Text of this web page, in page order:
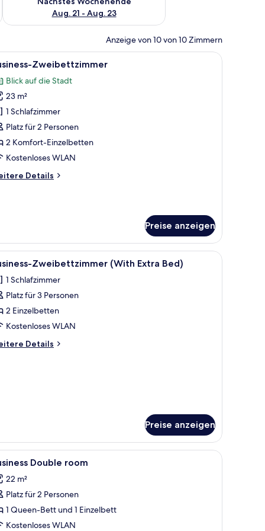
Aug. 21 - Aug. 23
Anzeige von 10 von 10 Zimmern
einem Fenster mit Vorhängen.
einem Schreibtisch und einer Wandmalerei mit einer Karte.
Business-Zweibettzimmer | Betten mit
3 Zweibettzimmer
Blick auf die Stadt
23 m²
1 Schlafzimmer
Platz für 2 Personen
2 Komfort-Einzelbetten
Kostenloses WLAN
Details
Preise anzeigen
Wand mit Weltkarten-Design.
Bett mit weißer Bettwäsche, einem Nachttisch mit Telefon und einer
Ein Hotelzimmer mit zwei Betten, einem
2 Zweibettzimmer (With Extra Bed)
1 Schlafzimmer
Platz für 3 Personen
2 Einzelbetten
Kostenloses WLAN
Details
Preise anzeigen
Ein Hotelzimmer mit einem großen Bett,
2 Double room
22 m²
Platz für 2 Personen
1 Queen-Bett und 1 Einzelbett
Kostenloses WLAN